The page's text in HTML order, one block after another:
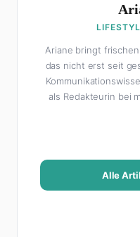
Ariane bringt
das nicht erst seit
als Redakteurin bei
Als Lifestyle-
das Leben schöner
Reise-Tipps
Ihre Geheimwaffe:
Alle